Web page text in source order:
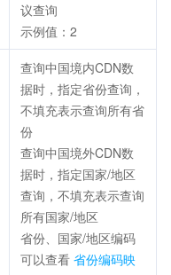
议查询
示例值：2
查询中国境内CDN数
据时，指定省份查询，
不填充表示查询所有省
份
查询中国境外CDN数
据时，指定国家/地区
查询，不填充表示查询
所有国家/地区
省份、国家/地区编码
可以查看 省份编码映